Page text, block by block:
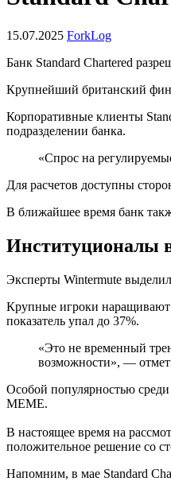
15.07.2025 ForkLog
Банк Standard Chartered
Крупнейший британский
Корпоративные клиенты
подразделении банка.
«Спрос на
Для расчетов доступны
В ближайшее время банк
Институционалы
Эксперты Wintermute
Крупные игроки наращивают
показатель упал до 37%.
«Это не временный
возможности», —
Особой популярностью
MEME.
В настоящее время на
положительное решение со
Напомним, в мае Standard